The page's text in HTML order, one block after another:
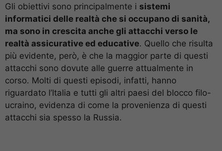
Gli obiettivi sono principalmente i sistemi
informatici delle realtà che si occupano di sanità,
ma sono in crescita anche gli attacchi verso le
realtà assicurative ed educative. Quello che risulta
più evidente, però, è che la maggior parte di questi
attacchi sono dovute alle guerre attualmente in
corso. Molti di questi episodi, infatti, hanno
riguardato l’Italia e tutti gli altri paesi del blocco filo-
ucraino, evidenza di come la provenienza di questi
attacchi sia spesso la Russia.